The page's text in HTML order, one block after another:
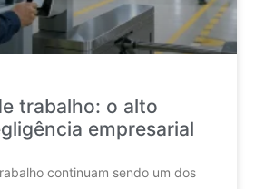
trabalho: o alto
empresarial
continuam sendo um dos